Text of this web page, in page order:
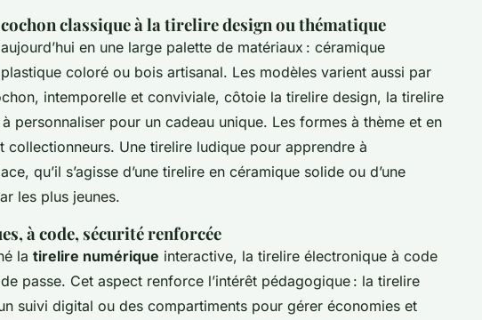
classique à la tirelire design ou thématique
en une large palette de matériaux : céramique
coloré ou bois artisanal. Les modèles varient aussi par
intemporelle et conviviale, côtoie la tirelire design, la tirelire
personnaliser pour un cadeau unique. Les formes à thème et en
collectionneurs. Une tirelire ludique pour apprendre à
qu’il s’agisse d’une tirelire en céramique solide ou d’une
les plus jeunes.
à code, sécurité renforcée
la tirelire numérique interactive, la tirelire électronique à code
passe. Cet aspect renforce l’intérêt pédagogique : la tirelire
suivi digital ou des compartiments pour gérer économies et